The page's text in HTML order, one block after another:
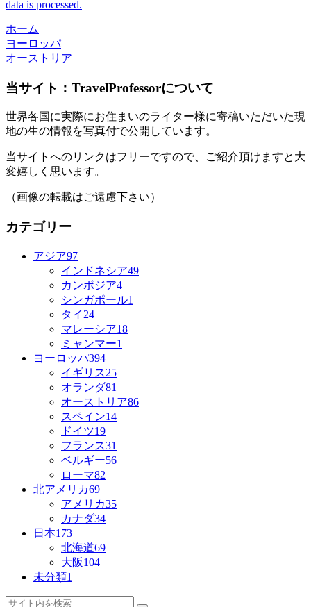
data is processed.
ホーム
ヨーロッパ
オーストリア
当サイト：TravelProfessorについて
世界各国に実際にお住まいのライター様に寄稿いただいた現
地の生の情報を写真付で公開しています。
当サイトへのリンクはフリーですので、ご紹介頂けますと大
変嬉しく思います。
（画像の転載はご遠慮下さい）
カテゴリー
アジア97
インドネシア49
カンボジア4
シンガポール1
タイ 24
マレーシア18
ミャンマー1
ヨーロッパ394
イギリス25
オランダ81
オーストリア86
スペイン14
ドイツ19
フランス31
ベルギー56
ローマ82
北アメリカ69
アメリカ35
カナダ34
日本173
北海道69
大阪104
未分類1